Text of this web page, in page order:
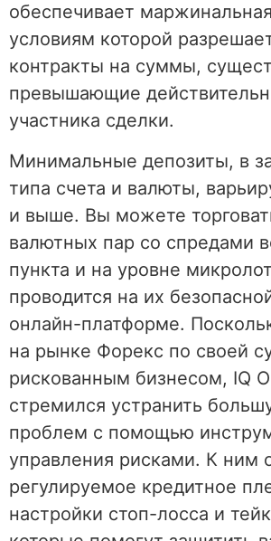
обеспечивает
условиям которой
контракты на суммы,
превышающие
участника сделки.
Минимальные депозиты, в
типа счета и валюты,
и выше. Вы можете
валютных пар со спредами
пункта и на уровне
проводится на их
онлайн-платформе.
на рынке Форекс по своей
рискованным бизнесом, IQ
стремился устранить
проблем с помощью
управления рисками. К ним
регулируемое кредитное
настройки стоп-лосса и